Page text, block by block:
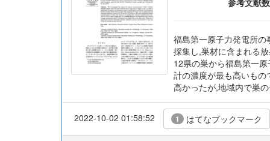
参考文献数
福島第一原子力発電所
採集し,巣材に含まれる
12県の巣から福島第一
計の濃度が最も高いも
高かったが,地域内で巣
2022-10-02 01:58:52 1 はてなブックマーク